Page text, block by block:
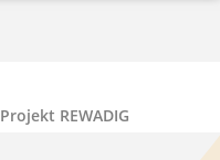
Projekt REWADIG